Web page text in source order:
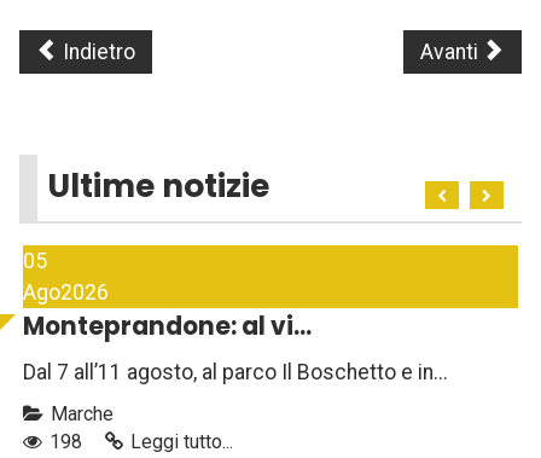
Indietro Avanti
Ultime notizie
05
Ago2026
Monteprandone: al vi...
Dal 7 all’11 agosto, al parco Il Boschetto e in...
Marche
198
Leggi tutto...